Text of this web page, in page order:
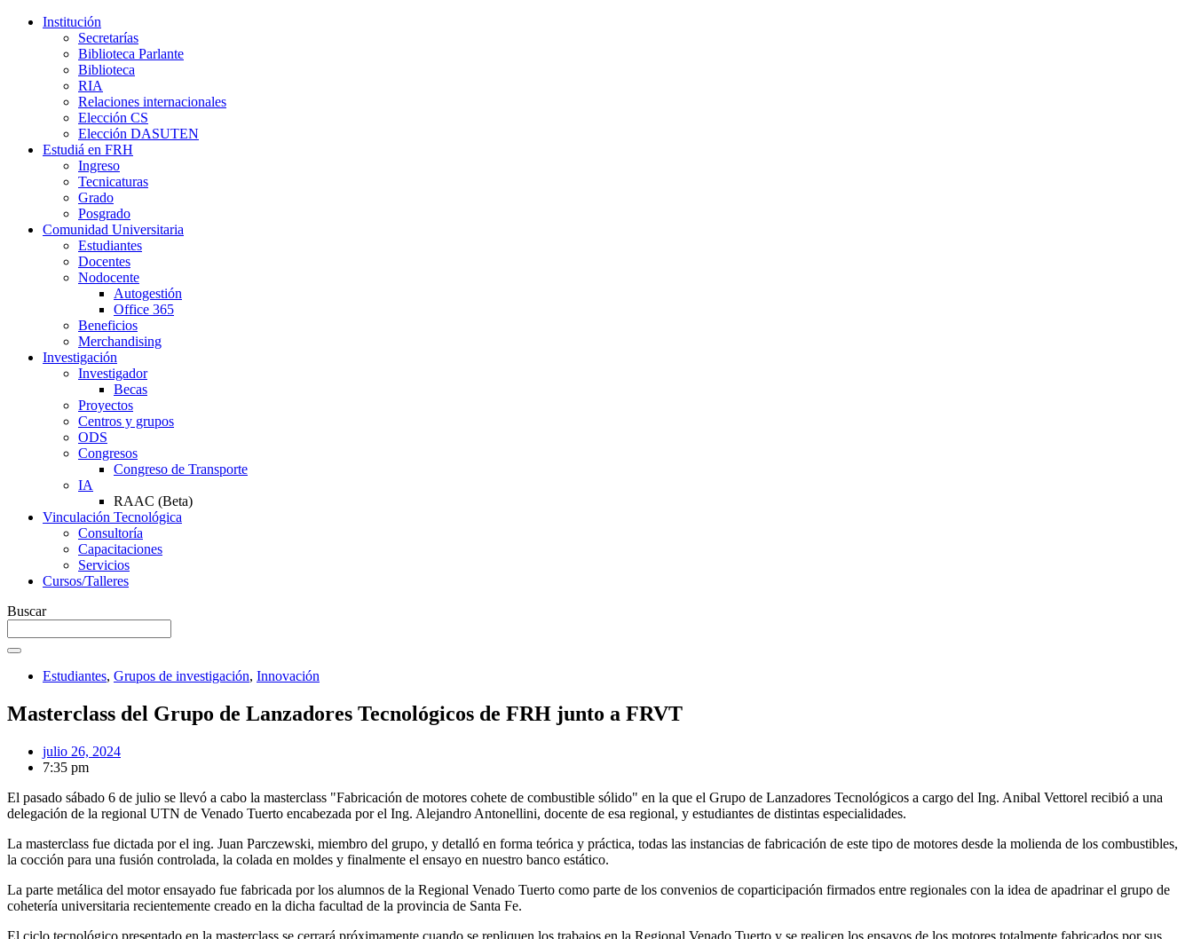
Institución
Secretarías
Biblioteca Parlante
Biblioteca
RIA
Relaciones internacionales
Elección CS
Elección DASUTEN
Estudiá en FRH
Ingreso
Tecnicaturas
Grado
Posgrado
Comunidad Universitaria
Estudiantes
Docentes
Nodocente
Autogestión
Office 365
Beneficios
Merchandising
Investigación
Investigador
Becas
Proyectos
Centros y grupos
ODS
Congresos
Congreso de Transporte
IA
RAAC (Beta)
Vinculación Tecnológica
Consultoría
Capacitaciones
Servicios
Cursos/Talleres
Buscar
Estudiantes, Grupos de investigación, Innovación
Masterclass del Grupo de Lanzadores Tecnológicos de FRH junto a FRVT
julio 26, 2024
7:35 pm
El pasado sábado 6 de julio se llevó a cabo la masterclass "Fabricación de motores cohete de combustible sólido" en la que el Grupo de Lanzadores Tecnológicos a cargo del Ing. Anibal Vettorel recibió a una
delegación de la regional UTN de Venado Tuerto encabezada por el Ing. Alejandro Antonellini, docente de esa regional, y estudiantes de distintas especialidades.
La masterclass fue dictada por el ing. Juan Parczewski, miembro del grupo, y detalló en forma teórica y práctica, todas las instancias de fabricación de este tipo de motores desde la molienda de los combustibles,
la cocción para una fusión controlada, la colada en moldes y finalmente el ensayo en nuestro banco estático.
La parte metálica del motor ensayado fue fabricada por los alumnos de la Regional Venado Tuerto como parte de los convenios de coparticipación firmados entre regionales con la idea de apadrinar el grupo de
cohetería universitaria recientemente creado en la dicha facultad de la provincia de Santa Fe.
El ciclo tecnológico presentado en la masterclass se cerrará próximamente cuando se repliquen los trabajos en la Regional Venado Tuerto y se realicen los ensayos de los motores totalmente fabricados por sus